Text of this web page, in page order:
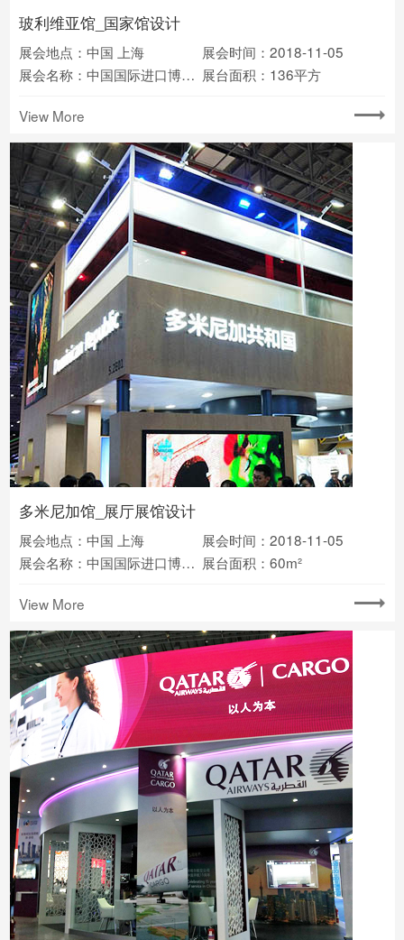
玻利维亚馆_国家馆设计
展会地点：中国 上海
展会时间：2018-11-05
展会名称：中国国际进口博览会 展台面积：136平方
View More
多米尼加馆_展厅展馆设计
展会地点：中国 上海
展会时间：2018-11-05
展会名称：中国国际进口博览会 展台面积：60m²
View More